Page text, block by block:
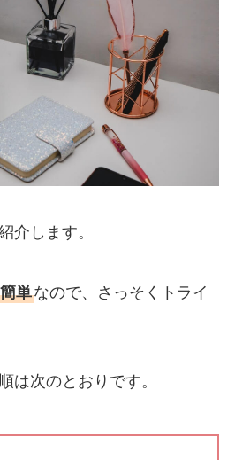
介します。
単なので、さっそくトライ
は次のとおりです。